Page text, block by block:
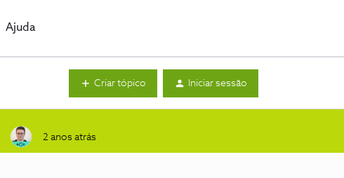
Ajuda
Criar tópico Iniciar sessão
2 anos atrás